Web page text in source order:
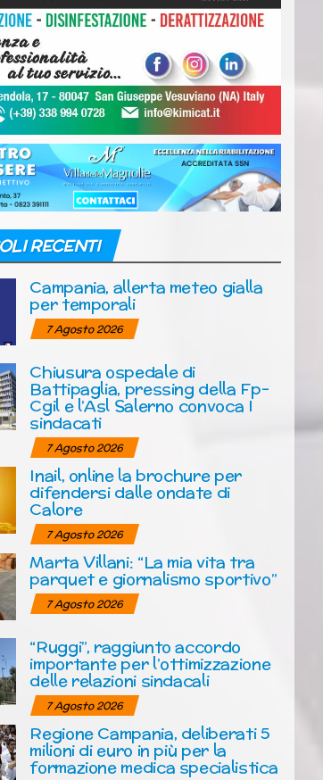
RECENTI
Campania, allerta meteo gialla
per temporali
7 Agosto 2026
Chiusura ospedale di
Battipaglia, pressing della Fp-
Cgil e l’Asl Salerno convoca I
sindacati
7 Agosto 2026
Inail, online la brochure per
difendersi dalle ondate di
Calore
7 Agosto 2026
Marta Villani: “La mia vita tra
parquet e giornalismo sportivo”
7 Agosto 2026
“Ruggi”, raggiunto accordo
importante per l’ottimizzazione
delle relazioni sindacali
7 Agosto 2026
Regione Campania, deliberati 5
milioni di euro in più per la
formazione medica specialistica